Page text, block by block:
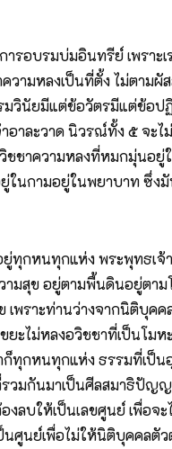
รอบรมบ่มอินทรีย์ เพราะเ
วามหลงเป็นที่ตั้ง ไม่ตาม
วินัยมีแต่ข้อวัตรมีแต่ข้อปฏิ
อาละวาด นิวรณ์ทั้ง ๕ จะไ
ชาความหลงที่หมกมุ่นอยู่
ในกามอยู่ในพยาบาท ซึ่ง
ทุกหนทุกแห่ง พระพุทธเจ้
มสุข อยู่ตามพื้นดินอยู่ตาม
พราะท่านว่างจากนิติบุคค
ไม่หลงอวิชชาที่เป็นโมหะ
ก็ทุกหนทุกแห่ง ธรรมที่เป็น
มกันมาเป็นศีลสมาธิปัญ
ลบให้เป็นเลขศูนย์ เพื่อจ
นศูนย์เพื่อไม่ให้นิติบุคคลตั